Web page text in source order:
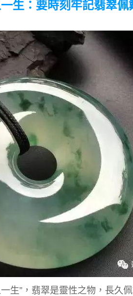
生：要時刻牢記翡翠佩
生”，翡翠是靈性之物，長久